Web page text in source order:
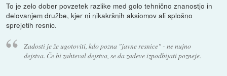
To je zelo dober povzetek razlike med golo tehnično znanostjo in
delovanjem družbe, kjer ni nikakršnih aksiomov ali splošno
sprejetih resnic.
Zadosti je že ugotoviti, kdo pozna "javne resnice" - ne nujno
dejstva. Če bi zahteval dejstva, se da zadeve izpodbijati pozneje.